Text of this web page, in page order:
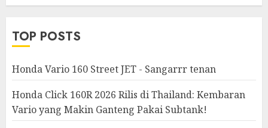
Modifikasi
TOP POSTS
Honda Vario 160 Street JET - Sangarrr tenan
Honda Click 160R 2026 Rilis di Thailand: Kembaran
Vario yang Makin Ganteng Pakai Subtank!